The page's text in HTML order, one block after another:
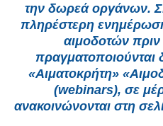
την δωρεά οργάνων.
πληρέστερη
αιμοδοτών πριν
πραγματοποιούνται
«Αιματοκρήτη»
(webinars), σε
ανακοινώνονται στη